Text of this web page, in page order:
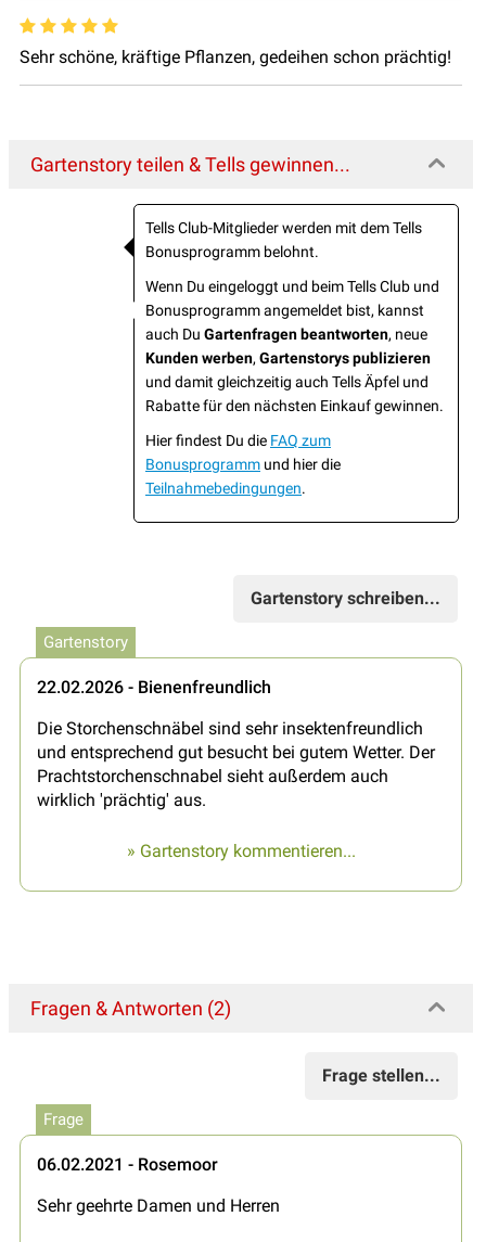
Sehr schöne, kräftige Pflanzen, gedeihen schon prächtig!
Gartenstory teilen & Tells gewinnen...
Tells Club-Mitglieder werden mit dem Tells
Bonusprogramm belohnt.
Wenn Du eingeloggt und beim Tells Club und
Bonusprogramm angemeldet bist, kannst
auch Du Gartenfragen beantworten, neue
Kunden werben, Gartenstorys publizieren
und damit gleichzeitig auch Tells Äpfel und
Rabatte für den nächsten Einkauf gewinnen.
Hier findest Du die FAQ zum
Bonusprogramm und hier die
Teilnahmebedingungen.
Gartenstory schreiben...
Gartenstory
22.02.2026 - Bienenfreundlich
Die Storchenschnäbel sind sehr insektenfreundlich
und entsprechend gut besucht bei gutem Wetter. Der
Prachtstorchenschnabel sieht außerdem auch
wirklich 'prächtig' aus.
» Gartenstory kommentieren...
Fragen & Antworten (2)
Frage stellen...
Frage
06.02.2021 - Rosemoor
Sehr geehrte Damen und Herren